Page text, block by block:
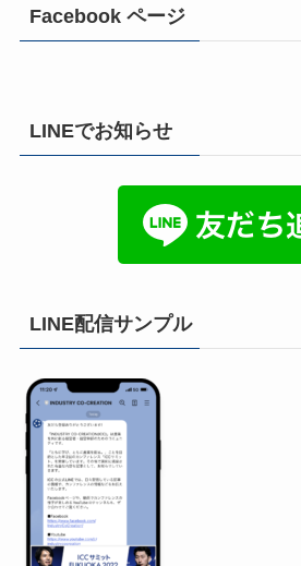
Facebook ページ
LINEでお知らせ
LINE配信サンプル